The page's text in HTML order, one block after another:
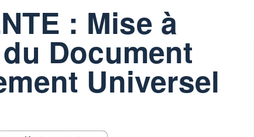
: Mise à
Document
Universel